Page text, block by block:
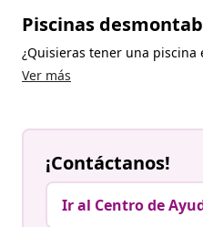
Piscinas
¿Quisieras tener una piscina
Ver más
¡Contáctanos!
Ir al Centro de